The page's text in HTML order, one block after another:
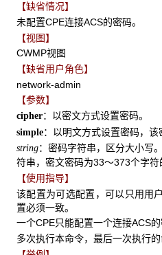
【缺省情况】
未配置CPE连接ACS的密码。
【视图】
CWMP视图
【缺省用户角色】
network-admin
【参数】
cipher：以密文方式设置密码。
simple：以明文方式设置密码，该
string：密码字符串，区分大小写
符串，密文密码为33～373个字符
【使用指导】
该配置为可选配置，可以只用用
置必须一致。
一个CPE只能配置一个连接ACS的
多次执行本命令，最后一次执行的